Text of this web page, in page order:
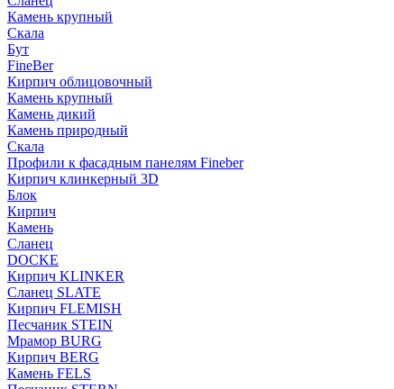
Камень крупный
Скала
Бут
FineBer
Кирпич облицовочный
Камень крупный
Камень дикий
Камень природный
Скала
Профили к фасадным панелям Fineber
Кирпич клинкерный 3D
Блок
Кирпич
Камень
Сланец
DOCKE
Кирпич KLINKER
Сланец SLATE
Кирпич FLEMISH
Пес­ча­ник STEIN
Мрамор BURG
Кирпич BERG
Камень FELS